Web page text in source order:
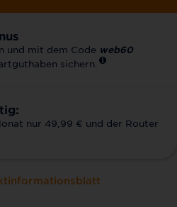
und mit dem Code web60
sichern.
nur 49,99 € und der Router